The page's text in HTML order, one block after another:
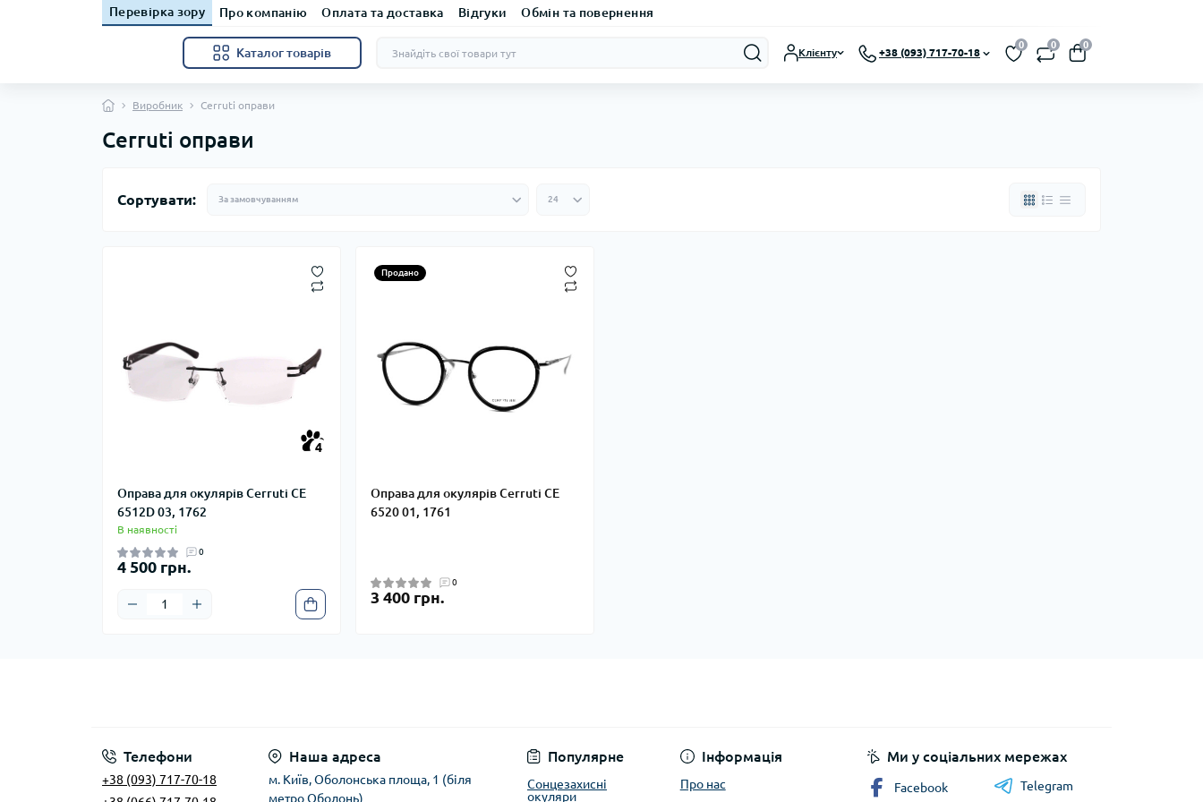
Перевірка зору Про компанію Оплата та доставка Відгуки Обмін та повернення
Каталог товарів Клієнту +38 (093) 717-70-18
0 0 0
Виробник Cerruti оправи
Cerruti оправи
Сортувати:
4
4
Оправа для окулярів Cerruti CE
6512D 03, 1762
В наявності
0
4 500 грн.
Продано
Оправа для окулярів Cerruti CE
6520 01, 1761
0
3 400 грн.
Телефони
+38 (093) 717-70-18
Наша адреса
м. Київ, Оболонська площа, 1 (біля
метро Оболонь)
Популярне
Сонцезахисні
окуляри
Інформація
Про нас
Ми у соціальних мережах
Facebook Telegram